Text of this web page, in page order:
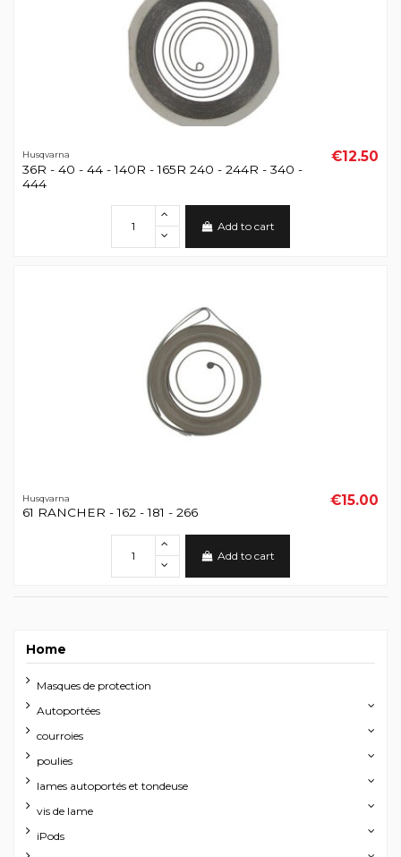
Husqvarna
36R - 40 - 44 - 140R - 165R 240 - 244R - 340 -
444
€12.50
Add to cart
Husqvarna
61 RANCHER - 162 - 181 - 266
€15.00
Add to cart
Home
Masques de protection
Autoportées
courroies
poulies
lames autoportés et tondeuse
vis de lame
iPods